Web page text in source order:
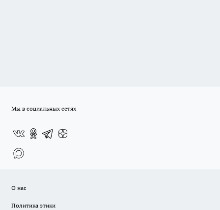
Мы в социальных сетях
О нас
Политика этики